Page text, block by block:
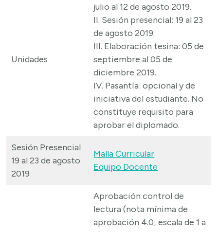
Unidades
julio al 12 de agosto 2019.
II. Sesión presencial: 19 al 23
de agosto 2019.
III. Elaboración tesina: 05 de
septiembre al 05 de
diciembre 2019.
IV. Pasantía: opcional y de
iniciativa del estudiante. No
constituye requisito para
aprobar el diplomado.
Sesión Presencial
19 al 23 de agosto
2019
Malla Curricular
Equipo Docente
Aprobación control de
lectura (nota mínima de
aprobación 4.0; escala de 1 a